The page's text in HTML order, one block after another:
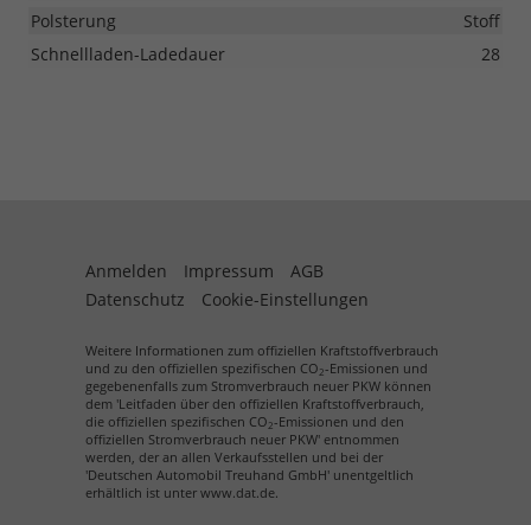
Polsterung
Stoff
Schnellladen-Ladedauer
28
Anmelden Impressum
AGB
Datenschutz
Cookie-Einstellungen
Weitere Informationen zum offiziellen Kraftstoffverbrauch
und zu den offiziellen spezifischen CO2-Emissionen und
gegebenenfalls zum Stromverbrauch neuer PKW können
dem 'Leitfaden über den offiziellen Kraftstoffverbrauch,
die offiziellen spezifischen CO2-Emissionen und den
offiziellen Stromverbrauch neuer PKW' entnommen
werden, der an allen Verkaufsstellen und bei der
'Deutschen Automobil Treuhand GmbH' unentgeltlich
erhältlich ist unter www.dat.de.